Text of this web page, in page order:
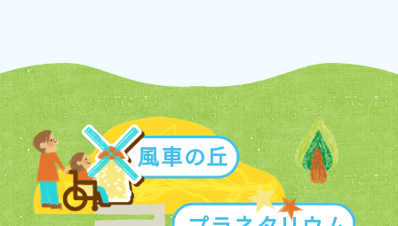
風
車
の